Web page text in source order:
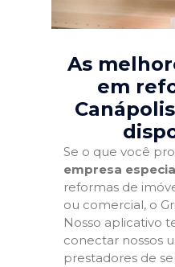
As
em
Se o que você
empresa
reformas de
ou comercial, o
Nosso aplicativo
conectar nossos
prestadores de